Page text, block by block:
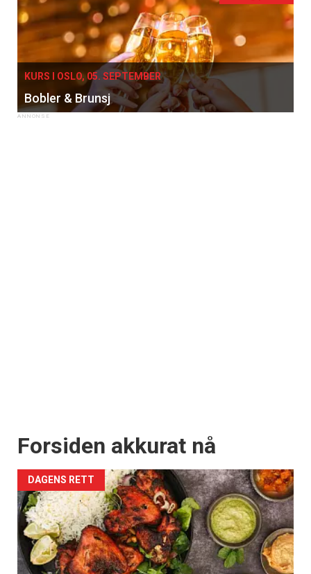
KURS I OSLO, 05. SEPTEMBER
Bobler & Brunsj
Forsiden akkurat nå
DAGENS RETT